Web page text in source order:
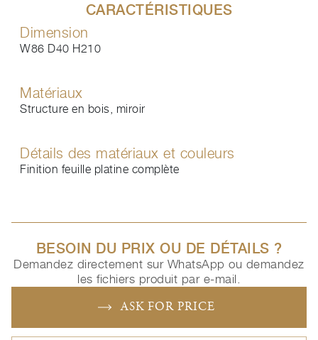
CARACTÉRISTIQUES
Dimension
W86 D40 H210
Matériaux
Structure en bois, miroir
Détails des matériaux et couleurs
Finition feuille platine complète
BESOIN DU PRIX OU DE DÉTAILS ?
Demandez directement sur WhatsApp ou demandez
les fichiers produit par e-mail.
ASK FOR PRICE